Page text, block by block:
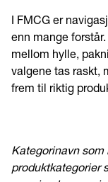
I FMCG er
enn mange
mellom hylle,
valgene tas raskt,
frem til riktig
Kategorinavn som
produktkategorier